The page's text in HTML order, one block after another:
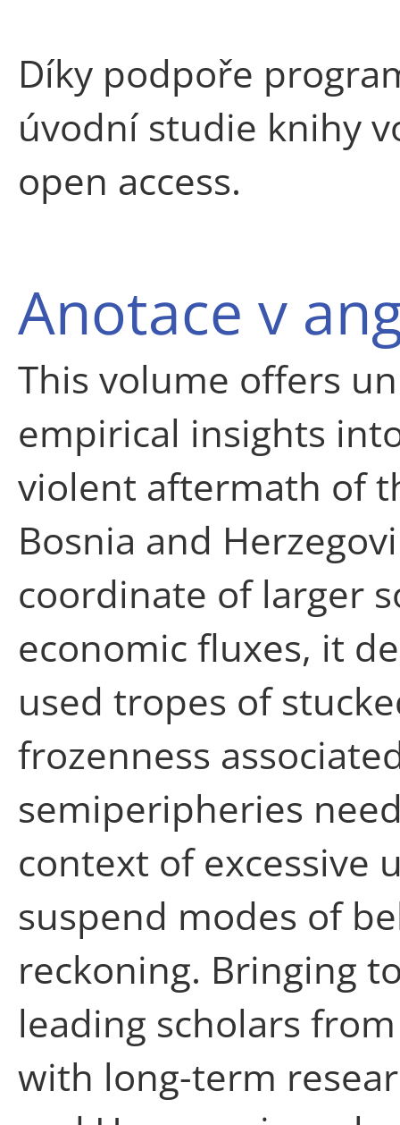
Díky podpoře
úvodní studie knihy
open access.
Anotace v
This volume offers
empirical insights
violent aftermath of
Bosnia and
coordinate of larger
economic fluxes, it
used tropes of
frozenness
semiperipheries
context of excessive
suspend modes of
reckoning. Bringing
leading scholars
with long-term